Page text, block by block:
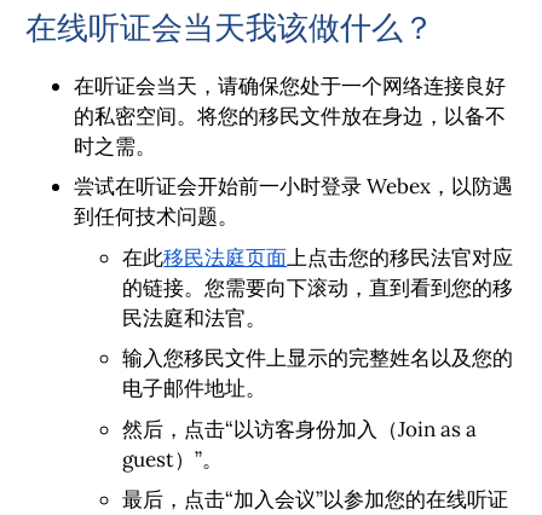
在线听证会当天我该做什么？
在听证会当天，请确保您处于一个网络连接良好
的私密空间。将您的移民文件放在身边，以备不
时之需。
尝试在听证会开始前一小时登录 Webex，以防遇
到任何技术问题。
在此移民法庭页面上点击您的移民法官对应
的链接。您需要向下滚动，直到看到您的移
民法庭和法官。
输入您移民文件上显示的完整姓名以及您的
电子邮件地址。
然后，点击“以访客身份加入（Join as a
guest）”。
最后，点击“加入会议”以参加您的在线听证